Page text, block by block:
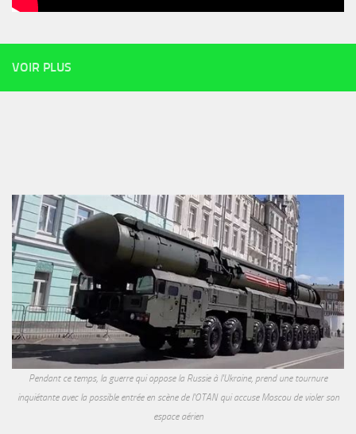
VOIR PLUS
Pendant ce temps, la guerre qui oppose la Russie à l'Ukraine, prend une tournure
inquiétante avec la possible entrée en scène de l'OTAN qui accuse Moscou de violer son
espace aérien